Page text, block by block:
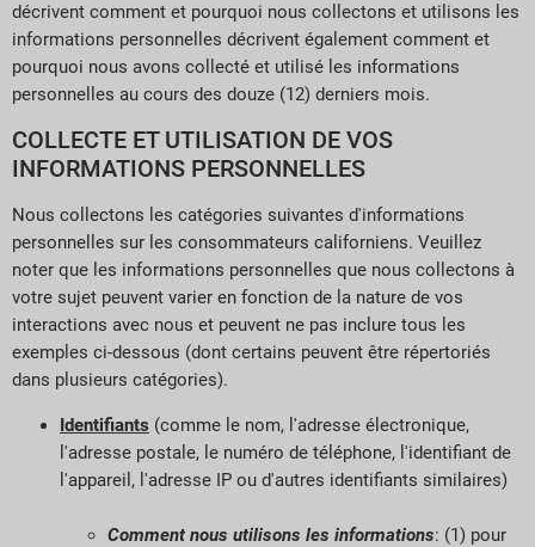
décrivent comment et pourquoi nous collectons et utilisons les
informations personnelles décrivent également comment et
pourquoi nous avons collecté et utilisé les informations
personnelles au cours des douze (12) derniers mois.
COLLECTE ET UTILISATION DE VOS
INFORMATIONS PERSONNELLES
Nous collectons les catégories suivantes d'informations
personnelles sur les consommateurs californiens. Veuillez
noter que les informations personnelles que nous collectons à
votre sujet peuvent varier en fonction de la nature de vos
interactions avec nous et peuvent ne pas inclure tous les
exemples ci-dessous (dont certains peuvent être répertoriés
dans plusieurs catégories).
Identifiants (comme le nom, l'adresse électronique,
l'adresse postale, le numéro de téléphone, l'identifiant de
l'appareil, l'adresse IP ou d'autres identifiants similaires)
Comment nous utilisons les informations: (1) pour